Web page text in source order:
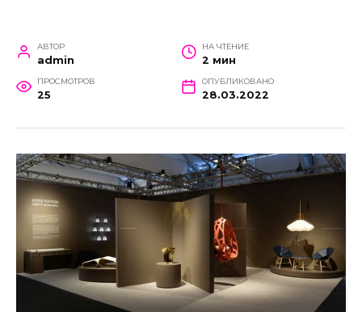
АВТОР
admin
НА ЧТЕНИЕ
2 мин
ПРОСМОТРОВ
25
ОПУБЛИКОВАНО
28.03.2022